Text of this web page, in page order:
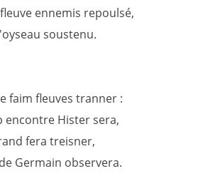
ennemis repoulsé,
soustenu.
faim fleuves tranner :
encontre Hister sera,
fera treisner,
Germain observera.